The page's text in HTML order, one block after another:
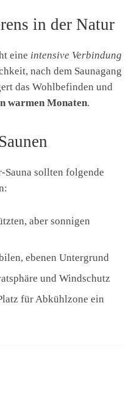
in der Natur
eine intensive Verbindung
nach dem Saunagang
das Wohlbefinden und
warmen Monaten.
Sauna sollten folgende
aber sonnigen
ebenen Untergrund
und Windschutz
für Abkühlzone ein